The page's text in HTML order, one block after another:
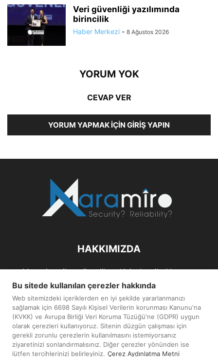
Veri güvenliği yazılımında
birincilik
Haber Merkezi - 8 Ağustos 2026
YORUM YOK
CEVAP VER
YORUM YAPMAK İÇIN GIRIŞ YAPIN
HAKKIMIZDA
Maramiro; siber güvenlik ve kişisel verileri koruma
alanlarıın sağlıklı büyümelerine odaklanarak bu sektörlerle
ilgili güncel haber ve analizler hazırlayıp yayınlayan bir
haber sitesidir.
İletişim:maramiro@sentezmedya.com.tr
BIZI TAKIP EDIN
Bu sitede kullanılan çerezler hakkında
Web sitemizdeki içeriklerden en iyi şekilde yararlanmanızı
sağlamak için 6698 Sayılı Kişisel Verilerin korunması Kanunu'na
(KVKK) ve Avrupa Birliği Veri Koruma Tüzüğü'ne (GDPR) uygun
olarak çerezleri kullanıyoruz. Sitenin düzgün çalışması için
gerekli zorunlu çerezlerin kullanılmasını istemiyorsanız
ziyaretinizi sonlandırmalısınız. Diğer çerezler yönünden ise
lütfen tercihlerinizi belirleyiniz. Çerez Aydınlatma Metni